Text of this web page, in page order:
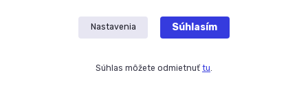
Nastavenia Súhlasím
Súhlas môžete odmietnuť tu.